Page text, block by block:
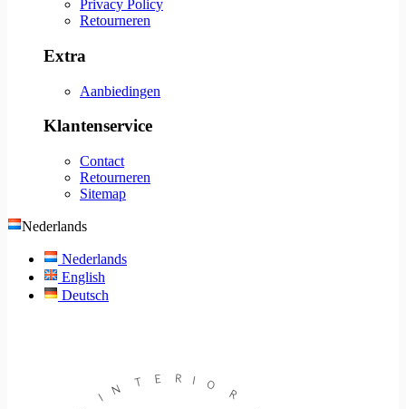
Privacy Policy
Retourneren
Extra
Aanbiedingen
Klantenservice
Contact
Retourneren
Sitemap
Nederlands
Nederlands
English
Deutsch